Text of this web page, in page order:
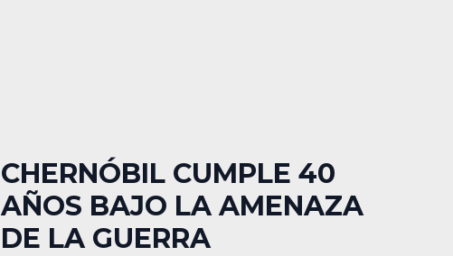
CHERNÓBIL CUMPLE 40
AÑOS BAJO LA AMENAZA
DE LA GUERRA